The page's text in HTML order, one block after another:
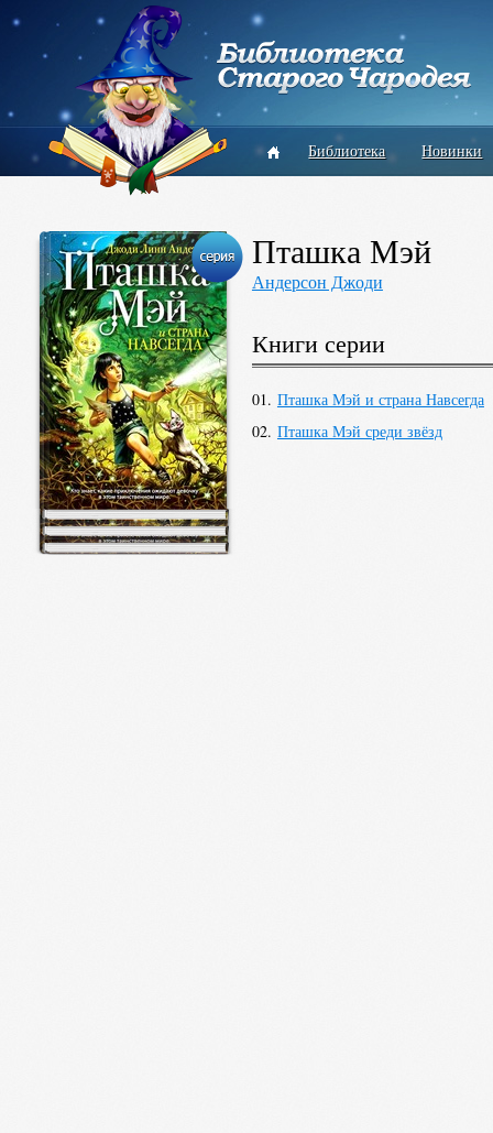
Библиотека Новинки
Пташка Мэй
Андерсон Джоди
Книги серии
01. Пташка Мэй и страна Навсегда
02. Пташка Мэй среди звёзд